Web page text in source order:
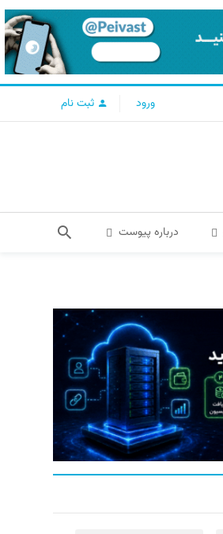
ورود ثبت نام
درباره پیوست